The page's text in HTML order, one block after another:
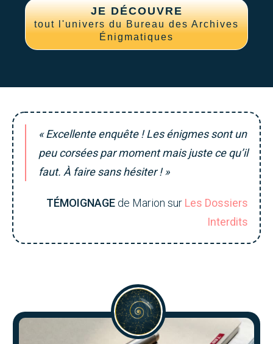
JE DÉCOUVRE
tout l'univers du Bureau des Archives
Énigmatiques
« Excellente enquête ! Les énigmes sont un
peu corsées par moment mais juste ce qu’il
faut. À faire sans hésiter ! »
TÉMOIGNAGE de Marion sur Les Dossiers
Interdits